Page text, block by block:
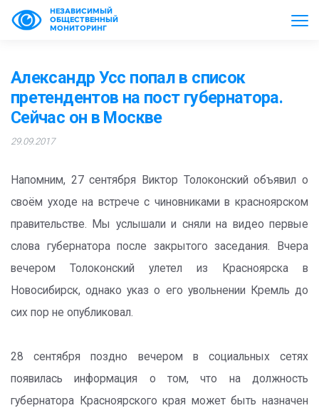
НЕЗАВИСИМЫЙ
ОБЩЕСТВЕННЫЙ
МОНИТОРИНГ
Александр Усс попал в список
претендентов на пост губернатора.
Сейчас он в Москве
29.09.2017
Напомним, 27 сентября Виктор Толоконский объявил о
своём уходе на встрече с чиновниками в красноярском
правительстве. Мы услышали и сняли на видео первые
слова губернатора после закрытого заседания. Вчера
вечером Толоконский улетел из Красноярска в
Новосибирск, однако указ о его увольнении Кремль до
сих пор не опубликовал.
28 сентября поздно вечером в социальных сетях
появилась информация о том, что на должность
губернатора Красноярского края может быть назначен